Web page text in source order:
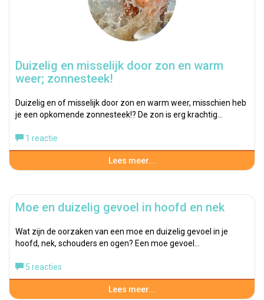
Duizelig en misselijk door zon en warm
weer; zonnesteek!
Duizelig en of misselijk door zon en warm weer, misschien heb
je een opkomende zonnesteek!? De zon is erg krachtig…
1 reactie
Lees meer...
Moe en duizelig gevoel in hoofd en nek
Wat zijn de oorzaken van een moe en duizelig gevoel in je
hoofd, nek, schouders en ogen? Een moe gevoel…
5 reacties
Lees meer...